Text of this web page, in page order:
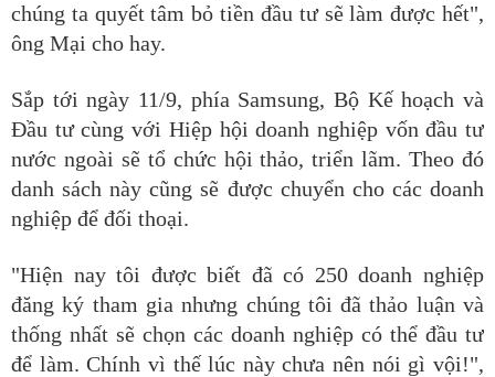
chúng ta quyết tâm bỏ tiền đầu tư sẽ làm được hết",
ông Mại cho hay.
Sắp tới ngày 11/9, phía Samsung, Bộ Kế hoạch và
Đầu tư cùng với Hiệp hội doanh nghiệp vốn đầu tư
nước ngoài sẽ tổ chức hội thảo, triển lãm. Theo đó
danh sách này cũng sẽ được chuyển cho các doanh
nghiệp để đối thoại.
"Hiện nay tôi được biết đã có 250 doanh nghiệp
đăng ký tham gia nhưng chúng tôi đã thảo luận và
thống nhất sẽ chọn các doanh nghiệp có thể đầu tư
để làm. Chính vì thế lúc này chưa nên nói gì vội!",